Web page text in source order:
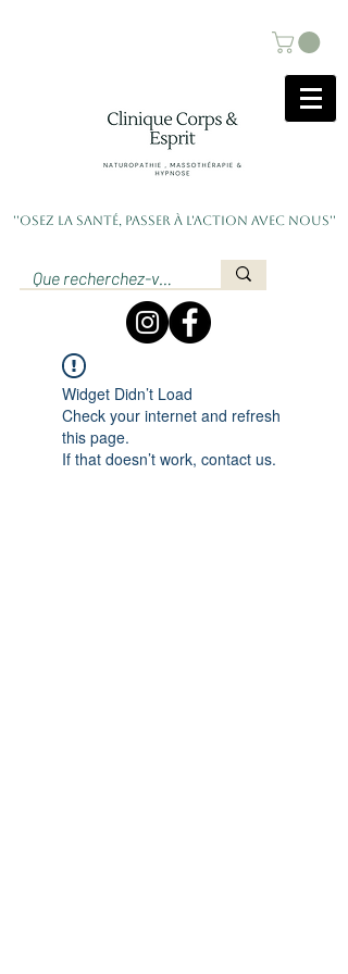
''Osez la santé, passer à l'action avec nous''
Widget Didn’t Load
Check your internet and refresh
this page.
If that doesn’t work, contact us.